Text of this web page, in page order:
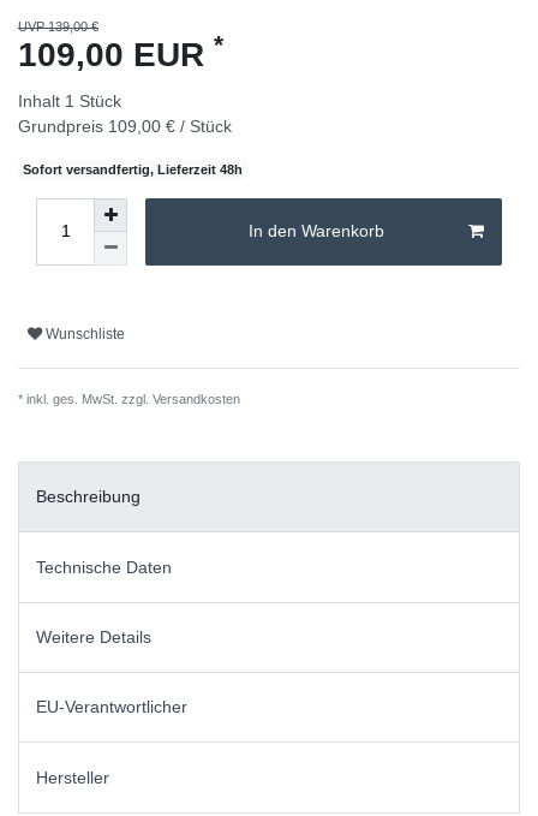
UVP 139,00 €
109,00 EUR *
Inhalt 1 Stück
Grundpreis 109,00 € / Stück
Sofort versandfertig, Lieferzeit 48h
In den Warenkorb
Wunschliste
* inkl. ges. MwSt. zzgl. Versandkosten
Beschreibung
Technische Daten
Weitere Details
EU-Verantwortlicher
Hersteller